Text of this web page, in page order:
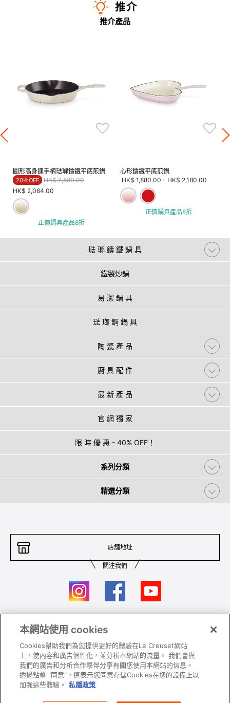
推介
推介產品
圓形高身連手柄琺瑯鑄鐵平底煎鍋
20％OFF Price reduced from
HK$ 2,580.00to
HK$ 2,064.00
正價鍋具產品8折
心形鑄鐵平底煎鍋
HK$ 1,880.00 - HK$ 2,180.00
正價鍋具產品8折
琺 瑯 鑄 鐵 鍋 具
鐵製炒鍋
易 潔 鍋 具
琺 瑯 鋼 鍋 具
陶 瓷 產 品
廚 具 配 件
最 新 產 品
官 網 獨 家
限 時 優 惠 - 40% OFF！
系列分類
精選分類
店舖地址
關注我們
聯絡我們
私隱政策 保養及使用
加入我們 Super MEGA SALE 條款及細則​
本網站使用 cookies
Cookies幫助我們為您提供更好的體驗在Le Creuset網站
上，使內容和廣告個性化，並分析本網站的流量。 我們會與
我們的廣告和分析合作夥伴分享有關您使用本網站的信息。
透過點擊 "同意"，這表示您同意存儲Cookies在您的設備上以
加強這些體驗。 私隱政策